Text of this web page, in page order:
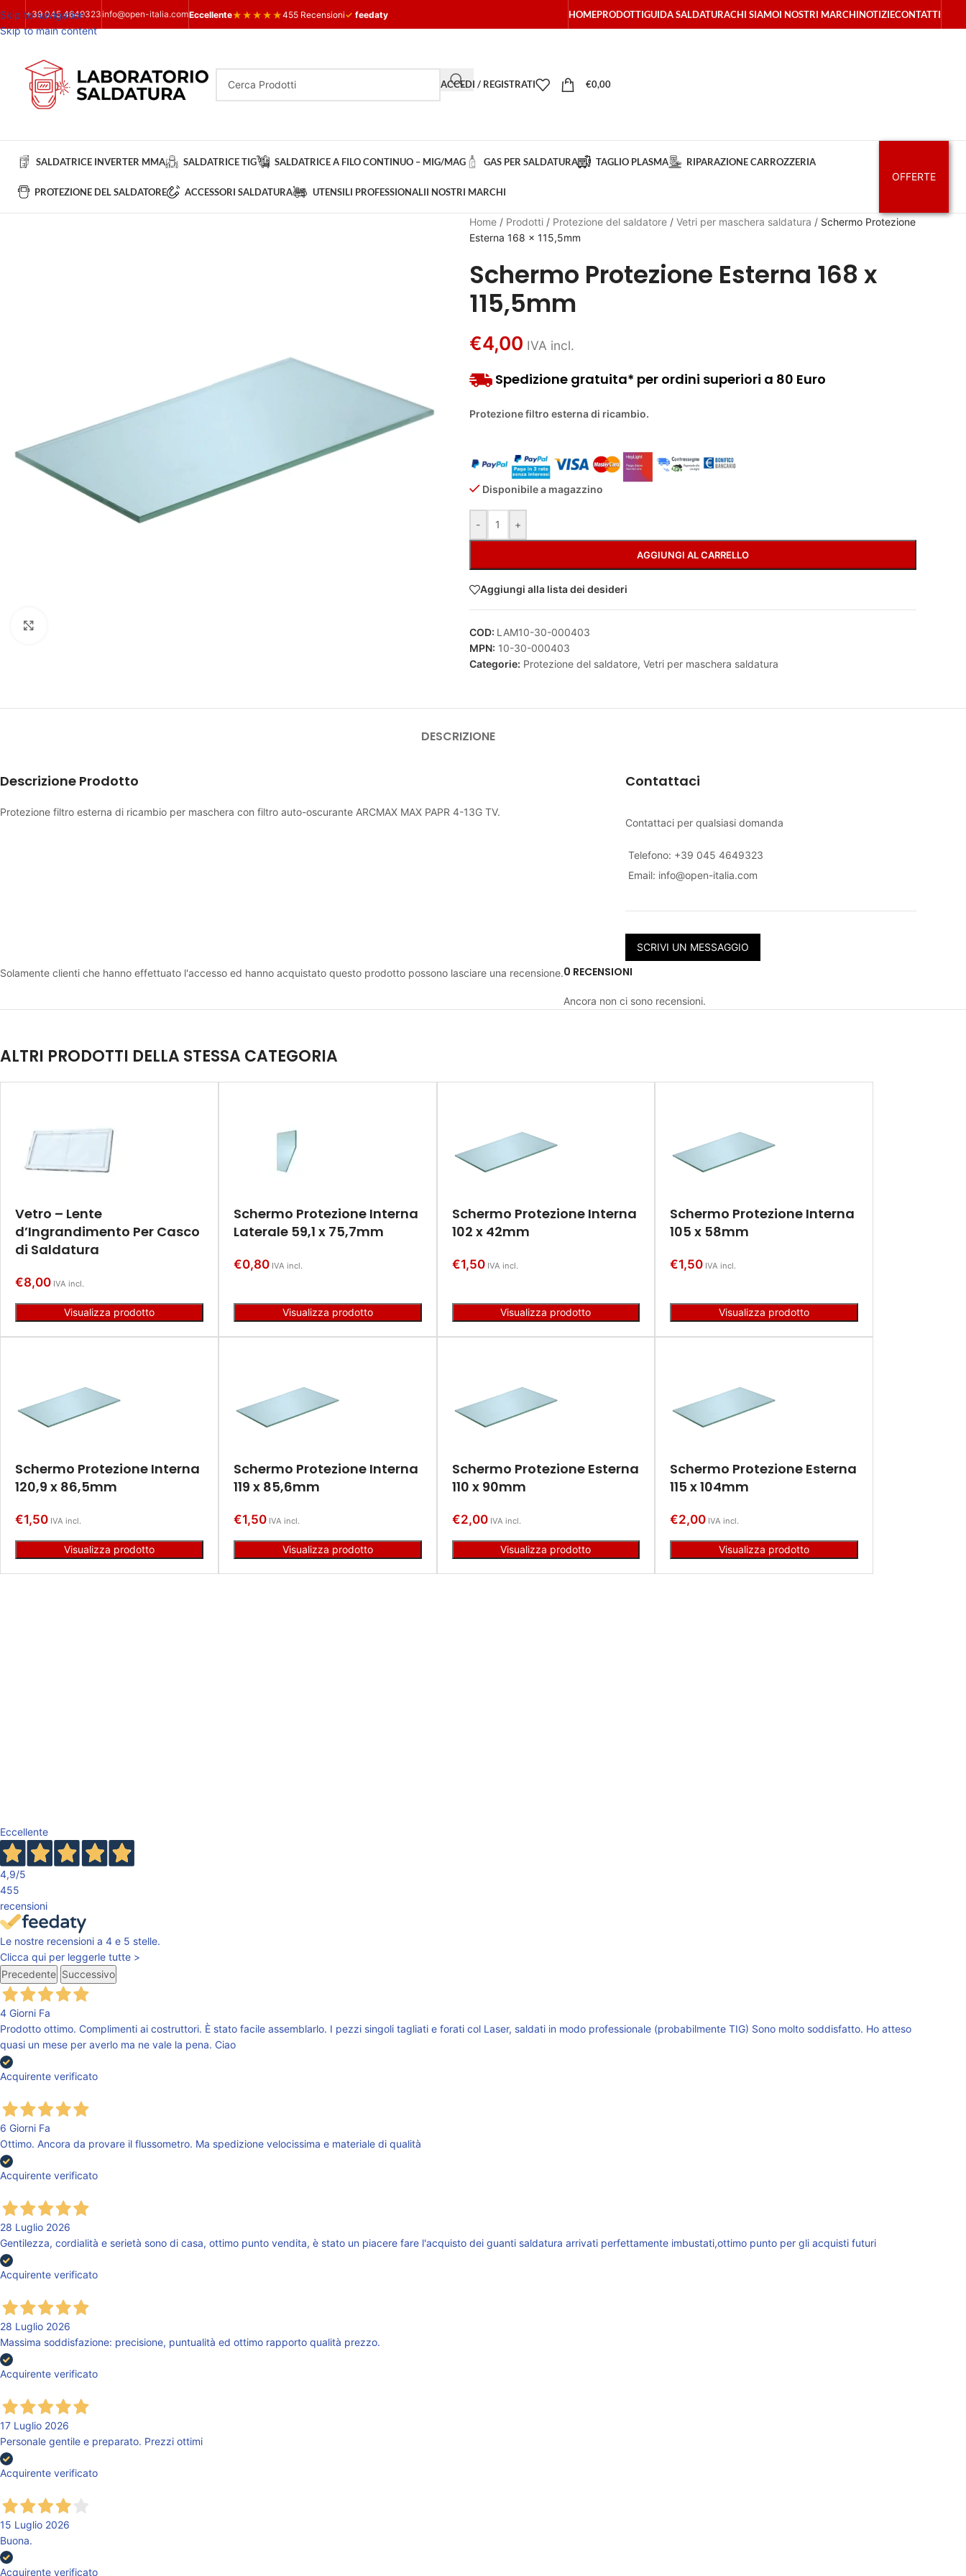
Skip to navigation
Skip to main content
+39 045 4649323info@open-italia.comEccellente★★★★★455 Recensioni✓ feedaty HOMEPRODOTTIGUIDA SALDATURACHI SIAMOI NOSTRI MARCHINOTIZIECONTATTI
ACCEDI / REGISTRATI €0,00
SALDATRICE INVERTER MMA SALDATRICE TIG SALDATRICE A FILO CONTINUO – MIG/MAG GAS PER SALDATURA TAGLIO PLASMA RIPARAZIONE CARROZZERIA
PROTEZIONE DEL SALDATORE ACCESSORI SALDATURA UTENSILI PROFESSIONALII NOSTRI MARCHI
OFFERTE
Home/ Prodotti/ Protezione del saldatore/ Vetri per maschera saldatura / Schermo Protezione
Esterna 168 x 115,5mm
Schermo Protezione Esterna 168 x
115,5mm
€4,00 IVA incl.
Spedizione gratuita* per ordini superiori a 80 Euro
Protezione filtro esterna di ricambio.
Disponibile a magazzino
- +
AGGIUNGI AL CARRELLO
Aggiungi alla lista dei desideri
COD: LAM10-30-000403
MPN: 10-30-000403
Categorie: Protezione del saldatore, Vetri per maschera saldatura
DESCRIZIONE
Descrizione Prodotto
Protezione filtro esterna di ricambio per maschera con filtro auto-oscurante ARCMAX MAX PAPR 4-13G TV.
Contattaci
Contattaci per qualsiasi domanda
SCRIVI UN MESSAGGIO
Telefono: +39 045 4649323
Email: info@open-italia.com
0 RECENSIONI
Ancora non ci sono recensioni.
Solamente clienti che hanno effettuato l'accesso ed hanno acquistato questo prodotto possono lasciare una recensione.
ALTRI PRODOTTI DELLA STESSA CATEGORIA
Vetro – Lente
d’Ingrandimento Per Casco
di Saldatura
€8,00 IVA incl.
Visualizza prodotto
Schermo Protezione Interna
Laterale 59,1 x 75,7mm
€0,80 IVA incl.
Visualizza prodotto
Schermo Protezione Interna
102 x 42mm
€1,50 IVA incl.
Visualizza prodotto
Schermo Protezione Interna
105 x 58mm
€1,50 IVA incl.
Visualizza prodotto
Schermo Protezione Interna
120,9 x 86,5mm
€1,50 IVA incl.
Visualizza prodotto
Schermo Protezione Interna
119 x 85,6mm
€1,50 IVA incl.
Visualizza prodotto
Schermo Protezione Esterna
110 x 90mm
€2,00 IVA incl.
Visualizza prodotto
Schermo Protezione Esterna
115 x 104mm
€2,00 IVA incl.
Visualizza prodotto
Eccellente
4,9/5
455
recensioni
Le nostre recensioni a 4 e 5 stelle.
Clicca qui per leggerle tutte >
Precedente Successivo
4 Giorni Fa
Prodotto ottimo. Complimenti ai costruttori. È stato facile assemblarlo. I pezzi singoli tagliati e forati col Laser, saldati in modo professionale (probabilmente TIG) Sono molto soddisfatto. Ho atteso
quasi un mese per averlo ma ne vale la pena. Ciao
Acquirente verificato
6 Giorni Fa
Ottimo. Ancora da provare il flussometro. Ma spedizione velocissima e materiale di qualità
Acquirente verificato
28 Luglio 2026
Gentilezza, cordialità e serietà sono di casa, ottimo punto vendita, è stato un piacere fare l'acquisto dei guanti saldatura arrivati perfettamente imbustati,ottimo punto per gli acquisti futuri
Acquirente verificato
28 Luglio 2026
Massima soddisfazione: precisione, puntualità ed ottimo rapporto qualità prezzo.
Acquirente verificato
17 Luglio 2026
Personale gentile e preparato. Prezzi ottimi
Acquirente verificato
15 Luglio 2026
Buona.
Acquirente verificato